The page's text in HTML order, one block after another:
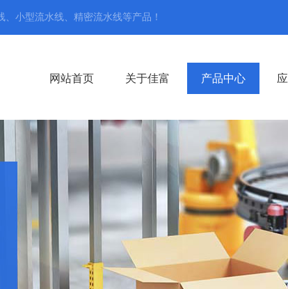
、小型流水线、精密流水线等产品！
网站首页 关于佳富 产品中心